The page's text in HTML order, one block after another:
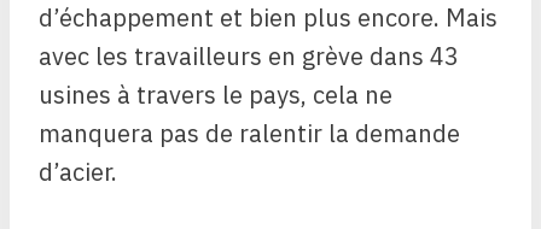
d’échappement et bien plus encore. Mais
avec les travailleurs en grève dans 43
usines à travers le pays, cela ne
manquera pas de ralentir la demande
d’acier.